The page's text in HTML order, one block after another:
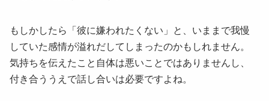
もしかしたら「彼に嫌われたくない」と、いままで我慢
していた感情が溢れだしてしまったのかもしれません。
気持ちを伝えたこと自体は悪いことではありませんし、
付き合ううえで話し合いは必要ですよね。